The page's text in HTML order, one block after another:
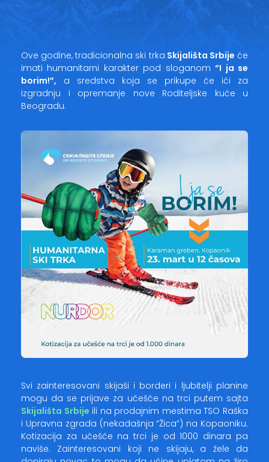
Ove godine, tradicionalna ski trka Skijališta Srbije će
imati humanitarni karakter pod sloganom“I ja se
borim!”, a sredstva koja se prikupe će ići za
izgradnju i opremanje nove Roditeljske kuće u
Beogradu.
Svi zainteresovani skijaši i borderi i ljubitelji planine
mogu da se prijave za učešće na trci putem sajta
Skijališta Srbije ili na prodajnim mestima TSO Raška
i Upravna zgrada (nekadašnja “Žica”) na Kopaoniku.
Kotizacija za učešće na trci je od 1000 dinara pa
naviše. Zainteresovani koji ne skijaju, a žele da